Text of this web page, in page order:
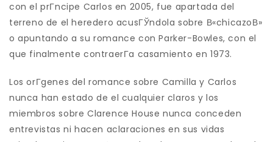
con el prГ­ncipe Carlos en 2005, fue apartada del
terreno de el heredero acusГЎndola sobre В«chicazoВ»
o apuntando a su romance con Parker-Bowles, con el
que finalmente contraerГ­a casamiento en 1973.
Los orГ­genes del romance sobre Camilla y Carlos
nunca han estado de el cualquier claros y los
miembros sobre Clarence House nunca conceden
entrevistas ni hacen aclaraciones en sus vidas